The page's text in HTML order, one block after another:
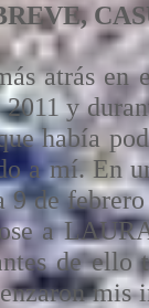
atrás en
y
había
a mí. En
de febrero
a
de ello